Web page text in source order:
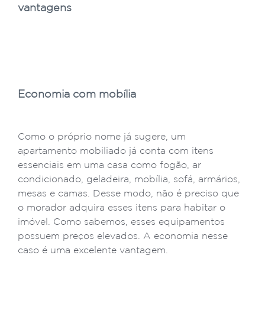
vantagens
Economia com mobília
Como o próprio nome já sugere, um
apartamento mobiliado já conta com itens
essenciais em uma casa como fogão, ar
condicionado, geladeira, mobília, sofá, armários,
mesas e camas. Desse modo, não é preciso que
o morador adquira esses itens para habitar o
imóvel. Como sabemos, esses equipamentos
possuem preços elevados. A economia nesse
caso é uma excelente vantagem.